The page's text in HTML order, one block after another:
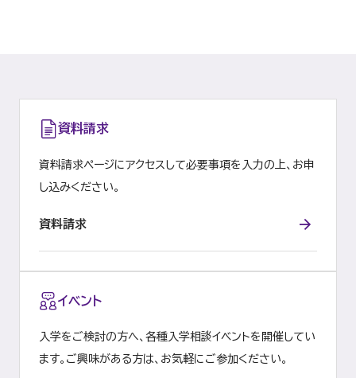
資料請求
資料請求ページにアクセスして必要事項を入力の上、お申
し込みください。
資料請求
イベント
入学をご検討の方へ、各種入学相談イベントを開催してい
ます。ご興味がある方は、お気軽にご参加ください。